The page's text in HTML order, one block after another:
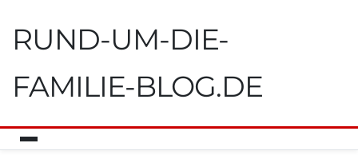
RUND-UM-DIE-
FAMILIE-BLOG.DE